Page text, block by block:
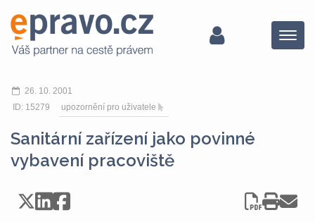
Menu
26. 10. 2001
ID: 15279
upozornění pro uživatele
Sanitární zařízení jako povinné
vybavení pracoviště